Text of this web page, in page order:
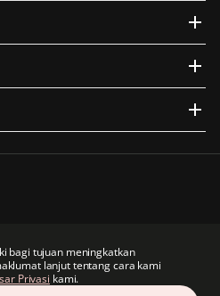
bagi tujuan meningkatkan
lanjut tentang cara kami
Privasi kami.
sebuah syarikat usaha sama yang
tidak langsung Prudential plc dari United